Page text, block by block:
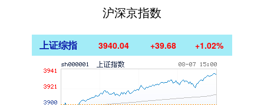
沪深京指数
上证综指 3940.04 +39.68 +1.02%